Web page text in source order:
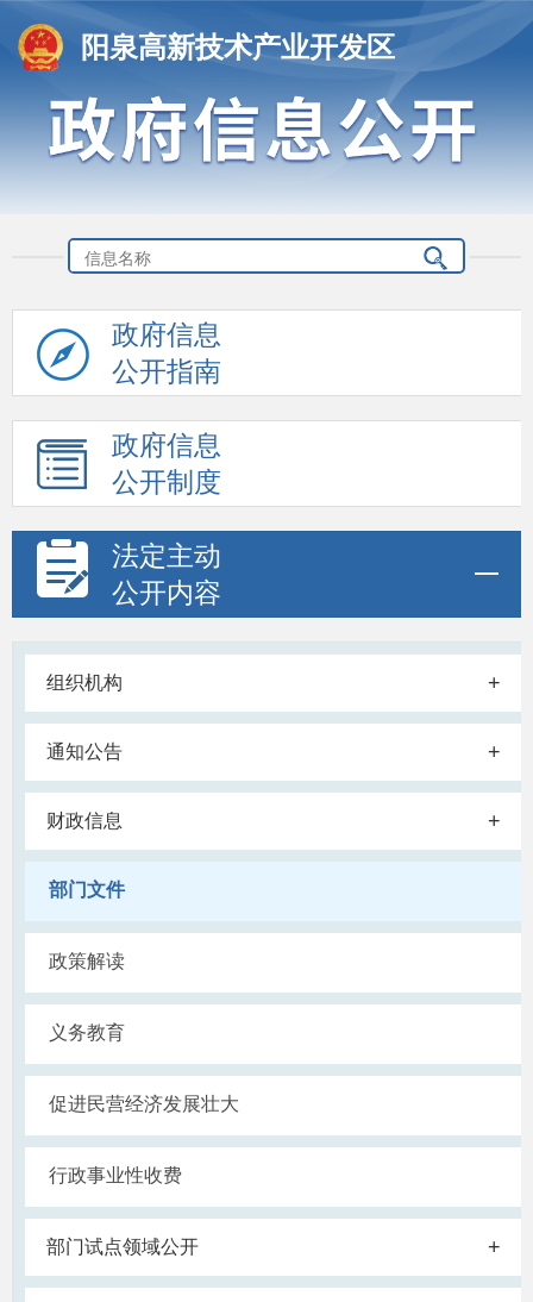
阳泉高新技术产业开发区
政府信息
公开指南
政府信息
公开制度
法定主动
公开内容
组织机构 +
通知公告 +
财政信息 +
部门文件
政策解读
义务教育
促进民营经济发展壮大
行政事业性收费
部门试点领域公开 +